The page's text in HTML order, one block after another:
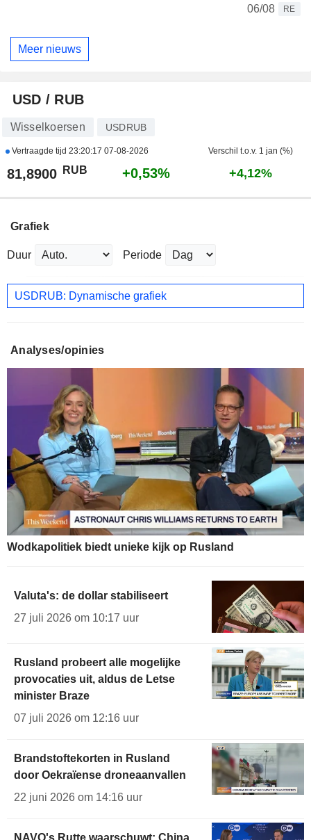
06/08
RE
Meer nieuws
USD / RUB
Wisselkoersen USDRUB
Vertraagde tijd 23:20:17 07-08-2026 Verschil t.o.v. 1 jan (%)
81,8900 RUB +0,53% +4,12%
Grafiek
Duur Periode
USDRUB: Dynamische grafiek
Analyses/opinies
Wodkapolitiek biedt unieke kijk op Rusland
Valuta's: de dollar stabiliseert
27 juli 2026 om 10:17 uur
Rusland probeert alle mogelijke
provocaties uit, aldus de Letse
minister Braze
07 juli 2026 om 12:16 uur
Brandstoftekorten in Rusland
door Oekraïense droneaanvallen
22 juni 2026 om 14:16 uur
NAVO's Rutte waarschuwt: China